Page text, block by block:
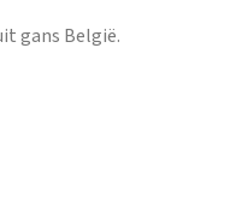
gans België.